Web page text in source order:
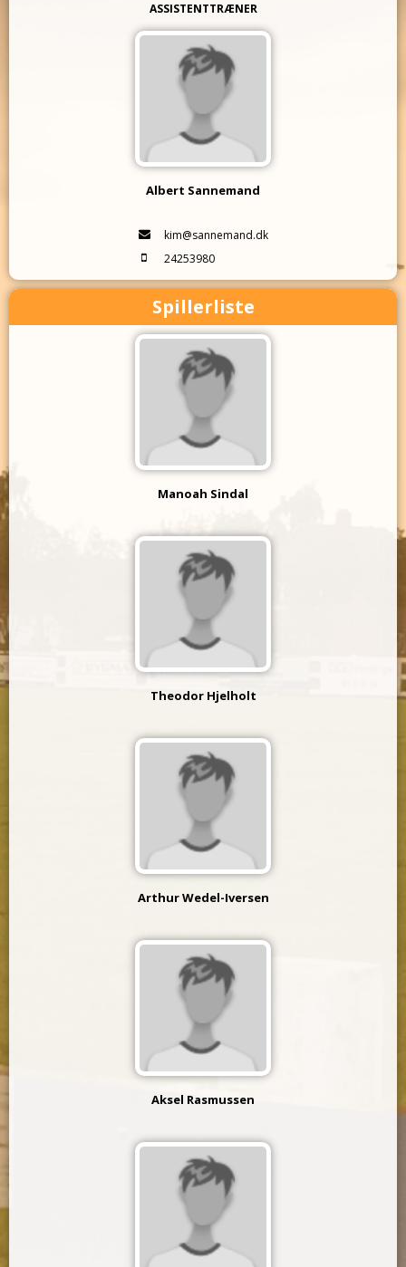
ASSISTENTTRÆNER
Albert Sannemand
kim@sannemand.dk
24253980
Spillerliste
Manoah Sindal
Theodor Hjelholt
Arthur Wedel-Iversen
Aksel Rasmussen